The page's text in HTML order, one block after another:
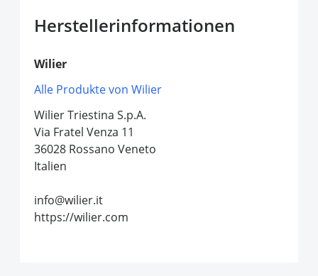
Herstellerinformationen
Wilier
Alle Produkte von Wilier
Wilier Triestina S.p.A.
Via Fratel Venza 11
36028 Rossano Veneto
Italien
info@wilier.it
https://wilier.com